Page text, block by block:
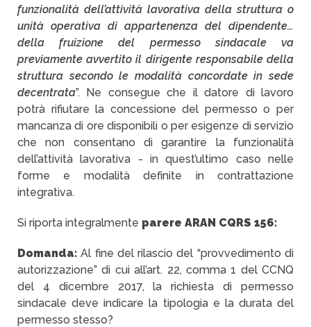
funzionalità dell’attività lavorativa della struttura o
unità operativa di appartenenza del dipendente…
della fruizione del permesso sindacale va
previamente avvertito il dirigente responsabile della
struttura secondo le modalità concordate in sede
decentrata”. Ne consegue che il datore di lavoro
potrà rifiutare la concessione del permesso o per
mancanza di ore disponibili o per esigenze di servizio
che non consentano di garantire la funzionalità
dell’attività lavorativa - in quest’ultimo caso nelle
forme e modalità definite in contrattazione
integrativa.
Si riporta integralmente parere ARAN CQRS 156:
Domanda:Al fine del rilascio del “provvedimento di
autorizzazione” di cui all’art. 22, comma 1 del CCNQ
del 4 dicembre 2017, la richiesta di permesso
sindacale deve indicare la tipologia e la durata del
permesso stesso?